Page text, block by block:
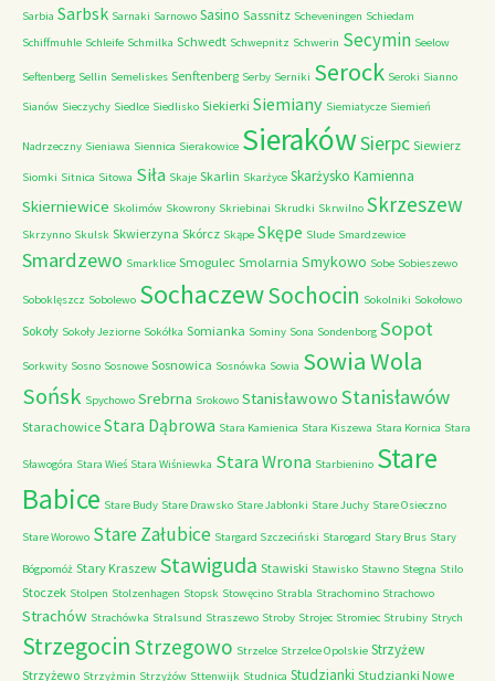
Sarbia Sarbsk Sarnaki Sarnowo Sasino Sassnitz Scheveningen Schiedam
Schiffmuhle Schleife Schmilka Schwedt Schwepnitz Schwerin Secymin Seelow
Seftenberg Sellin Semeliskes Senftenberg Serby Serniki Serock Seroki Sianno
Sianów Sieczychy Siedlce Siedlisko Siekierki Siemiany Siemiatycze Siemień
Nadrzeczny Sieniawa Siennica Sierakowice SierakówSierpc Siewierz
Siomki Sitnica Sitowa Siła Skaje Skarlin Skarżyce Skarżysko Kamienna
Skierniewice Skolimów Skowrony Skriebinai Skrudki Skrwilno Skrzeszew
Skrzynno Skulsk Skwierzyna Skórcz Skąpe Skępe Slude Smardzewice
Smardzewo Smarklice Smogulec Smolarnia Smykowo Sobe Sobieszewo
Soboklęszcz Sobolewo SochaczewSochocin Sokolniki Sokołowo
Sokoły Sokoły Jeziorne Sokółka Somianka Sominy Sona Sondenborg Sopot
Sorkwity Sosno Sosnowe Sosnowica Sosnówka Sowia Sowia Wola
Sońsk Spychowo Srebrna Srokowo Stanisławowo Stanisławów
Starachowice Stara Dąbrowa Stara Kamienica Stara Kiszewa Stara Kornica Stara
Sławogóra Stara Wieś Stara Wiśniewka Stara Wrona Starbienino Stare
Babice Stare Budy Stare Drawsko Stare Jabłonki Stare Juchy Stare Osieczno
Stare Worowo Stare Załubice Stargard Szczeciński Starogard Stary Brus Stary
Bógpomóż Stary Kraszew Stawiguda Stawiski Stawisko Stawno Stegna Stilo
Stoczek Stolpen Stolzenhagen Stopsk Stowęcino Strabla Strachomino Strachowo
Strachów Strachówka Stralsund Straszewo Stroby Strojec Stromiec Strubiny Strych
Strzegocin Strzegowo Strzelce Strzelce Opolskie Strzyżew
Strzyżewo Strzyżmin Strzyżów Sttenwijk Studnica Studzianki Studzianki Nowe